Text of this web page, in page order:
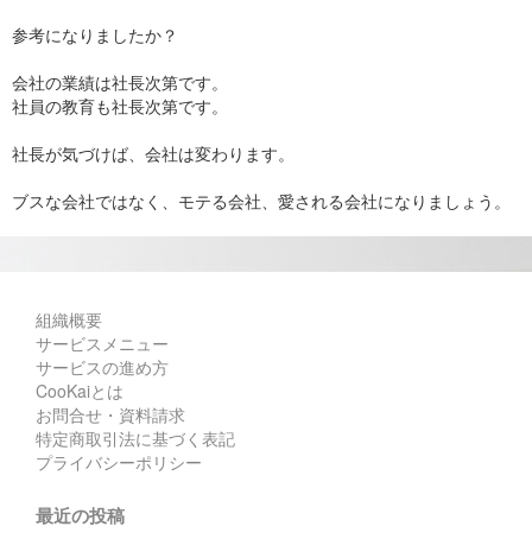
参考になりましたか？
会社の業績は社長次第です。
社員の教育も社長次第です。
社長が気づけば、会社は変わります。
ブスな会社ではなく、モテる会社、愛される会社になりましょう。
組織概要
サービスメニュー
サービスの進め方
CooKaiとは
お問合せ・資料請求
特定商取引法に基づく表記
プライバシーポリシー
最近の投稿